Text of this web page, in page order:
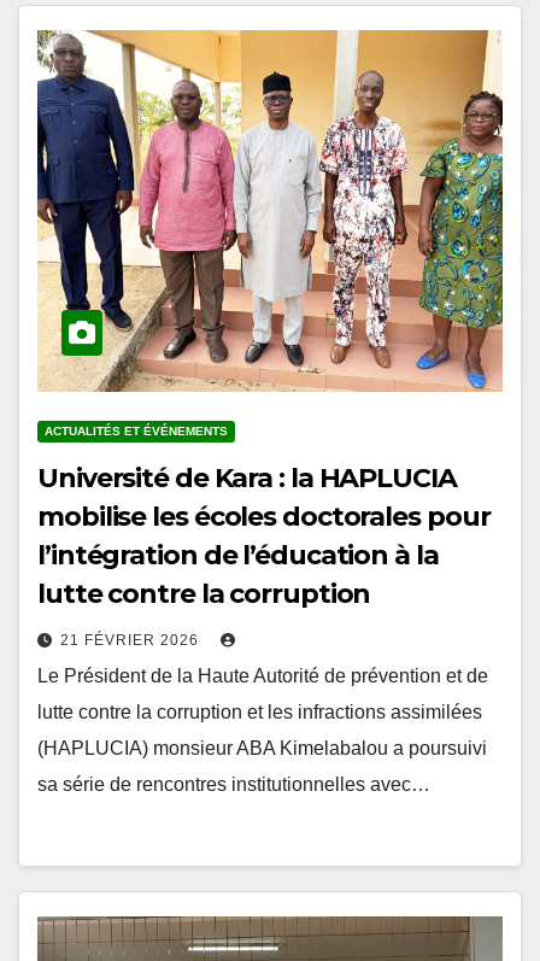
Université de Kara : la HAPLUCIA
mobilise les écoles doctorales pour
l’intégration de l’éducation à la
lutte contre la corruption
Le Président de la Haute Autorité de prévention et de
lutte contre la corruption et les infractions assimilées
(HAPLUCIA) monsieur ABA Kimelabalou a poursuivi
sa série de rencontres institutionnelles avec…